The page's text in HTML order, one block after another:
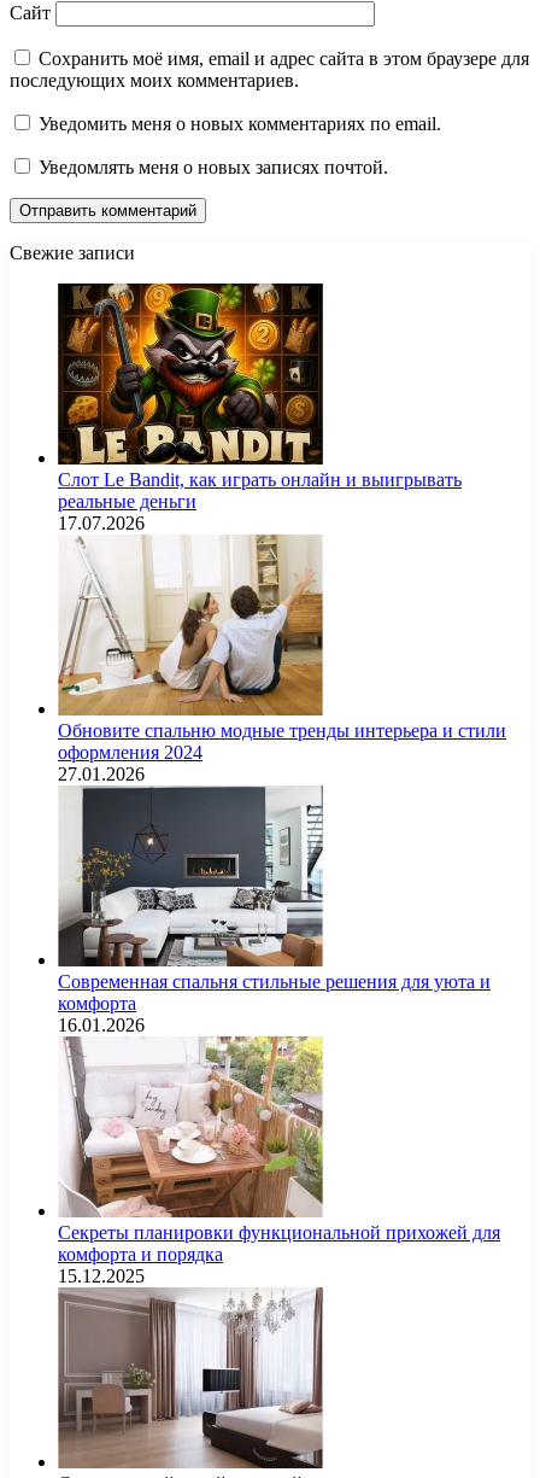
Сайт
Сохранить моё имя, email и адрес сайта в этом браузере для
последующих моих комментариев.
Уведомить меня о новых комментариях по email.
Уведомлять меня о новых записях почтой.
Свежие записи
Слот Le Bandit, как играть онлайн и выигрывать
реальные деньги
17.07.2026
Обновите спальню модные тренды интерьера и стили
оформления 2024
27.01.2026
Современная спальня стильные решения для уюта и
комфорта
16.01.2026
Секреты планировки функциональной прихожей для
комфорта и порядка
15.12.2025